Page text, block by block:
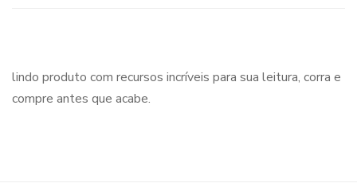
lindo produto com recursos incríveis para sua leitura, corra e
compre antes que acabe.